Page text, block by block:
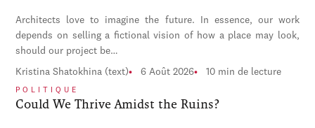
Architects love to imagine the future. In essence, our work
depends on selling a fictional vision of how a place may look,
should our project be…
Kristina Shatokhina (text) 6 Août 2026 10 min de lecture
POLITIQUE
Could We Thrive Amidst the Ruins?